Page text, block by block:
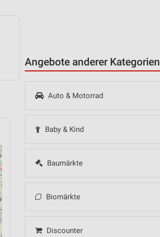
Angebote anderer Kategorien
Auto & Motorrad
Baby & Kind
Baumärkte
Biomärkte
Discounter